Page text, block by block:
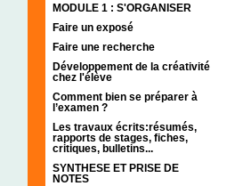
MODULE 1 : S'ORGANISER
Faire un exposé
Faire une recherche
Développement de la créativité
chez l'élève
Comment bien se préparer à
l’examen ?
Les travaux écrits:résumés,
rapports de stages, fiches,
critiques, bulletins...
SYNTHESE ET PRISE DE
NOTES